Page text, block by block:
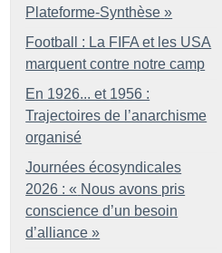
Plateforme-Synthèse »
Football : La FIFA et les USA
marquent contre notre camp
En 1926... et 1956 :
Trajectoires de l’anarchisme
organisé
Journées écosyndicales
2026 : « Nous avons pris
conscience d’un besoin
d’alliance »